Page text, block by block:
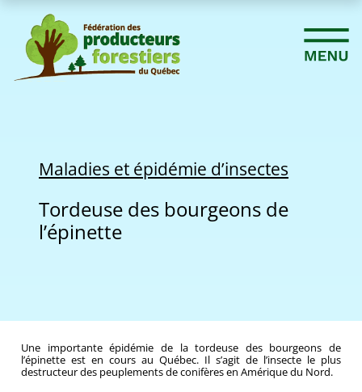
Maladies et épidémie d’insectes
Tordeuse des bourgeons de
l’épinette
Une importante épidémie de la tordeuse des bourgeons de
l’épinette est en cours au Québec. Il s’agit de l’insecte le plus
destructeur des peuplements de conifères en Amérique du Nord.